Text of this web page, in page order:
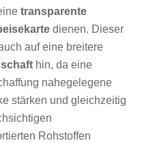
transparente
dienen. Dieser
auf eine breitere
hin, da eine
nahegelegene
stärken und gleichzeitig
Rohstoffen